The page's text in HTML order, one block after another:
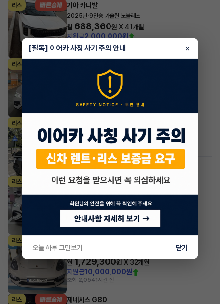
리스 기아 카니발
2025년·9인승 가솔린 노블레스
월 688,360원 X41개월
지원금2,000,000원
조회 1,521방금전
리스
GLE 300d 4MATIC
1,780,239 원 X
7,000,000원
조회 2501시간 전
리스
2026년 2.2 디젤 4WD M7
월 795,850원 X 30개월
조회 487 1시간 전
#저신용
리스 벤츠 GLE클래스
월2,219,100원 X34개월
조회 6341시간 전
리스
2024년
월 1,729,300원 X 32개월
지원금10,000,000원
조회 2,0541시간 전
리스 제네시스 G80
[필독] 이어카 사칭 사기 주의 안내 ×
오늘 하루 그만보기 닫기